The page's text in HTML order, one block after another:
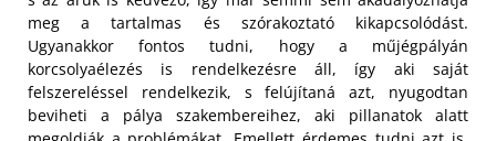
meg a tartalmas és szórakoztató kikapcsolódást.
Ugyanakkor fontos tudni, hogy a műjégpályán
korcsolyaélezés is rendelkezésre áll, így aki saját
felszereléssel rendelkezik, s felújítaná azt, nyugodtan
beviheti a pálya szakembereihez, aki pillanatok alatt